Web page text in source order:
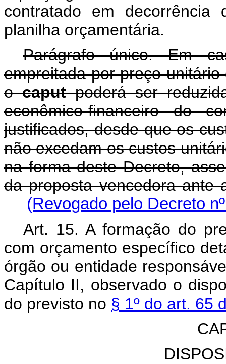
contratado em decorrência
planilha orçamentária.
Parágrafo único. Em
empreitada por preço
ocaputpoderá ser
econômico-financeiro do
justificados, desde que os
não excedam os custos
na forma deste Decreto,
da proposta vencedora ante
(Revogado pelo Decreto
Art. 15. A formação do
com orçamento específico
órgão ou entidade
Capítulo II, observado o
do previsto no § 1º do art. 65